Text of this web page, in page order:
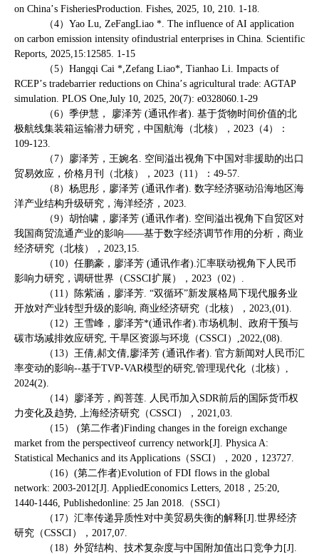
on China’s FisheriesProduction. Fishes, 2025, 10, 210. 1-18.
（4） Yao Lu, ZeFangLiao *. The influence of AI application
on carbon emission intensity ofindustrial enterprises in China. Scientific
Reports, 2025,15:12585. 1-15
（5） Hangqi Cai *,Zefang Liao*, Tianhao Li. Impacts of
RCEP’s tradebarrier reductions on China’s agricultural trade: AGTAP
simulation. PLOS One,July 10, 2025, 20(7): e0328060.1-29
（6）季伊慧， 廖泽芳 (通讯作者). 基于货物时间价值的北
极航线集装箱运输潜力研究，中国航海（北核）， 2023 （4）：
109-123.
（ 7）廖泽芳，王婉名 . 空间溢出视角下中国对非援助的出口
贸易效应，价格月刊（北核）， 2023 （ 11 ）： 49-57.
（8）杨思彤，廖泽芳 (通讯作者). 数字经济驱动沿海地区海
洋产业结构升级研究，海洋经济， 2023.
（9）胡怡啸，廖泽芳 (通讯作者). 空间溢出视角下自贸区对
我国商贸流通产业的影响——基于数字经济调节作用的分析，商业
经济研究（北核）， 2023,15.
（ 10）任鹏豪，廖泽芳 (通讯作者).汇率联动视角下人民币
影响力研究，调研世界（CSSCI扩展）， 2023 （02） .
（ 11 ）陈紫涵，廖泽芳. “双循环”新发展格局下现代服务业
开放对产业转型升级的影响, 商业经济研究（北核）， 2023,(01).
（ 12）王雪峰，廖泽芳*(通讯作者).市场机制、政府干预与
碳市场减排效应研究, 干旱区资源与环境（CSSCI ） ,2022,(08).
（ 13）王倩,郝文倩,廖泽芳 (通讯作者). 官方新闻对人民币汇
率变动的影响--基于TVP-VAR模型的研究,管理现代化（北核） ,
2024(2).
（ 14）廖泽芳，阎菩莲. 人民币加入 SDR前后的国际货币权
力变化及趋势, 上海经济研究（CSSCI ）， 2021,03.
（ 15） (第二作者)Finding changes in the foreign exchange
market from the perspectiveof currency network[J]. Physica A:
Statistical Mechanics and its Applications （ SSCI ）， 2020 ， 123727.
（ 16） (第二作者)Evolution of FDI flows in the global
network: 2003-2012[J]. AppliedEconomics Letters, 2018 ， 25:20,
1440-1446, Publishedonline: 25 Jan 2018. （ SSCI ）
（ 17）汇率传递异质性对中美贸易失衡的解释[J].世界经济
研究（CSSCI ）， 2017,07.
（ 18）外贸结构、技术复杂度与中国附加值出口竞争力 [J].